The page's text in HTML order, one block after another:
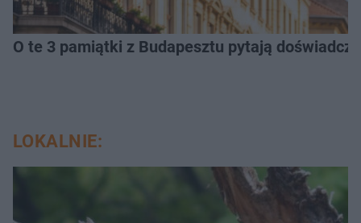
O te 3 pamiątki z Budapesztu pytają
LOKALNIE: